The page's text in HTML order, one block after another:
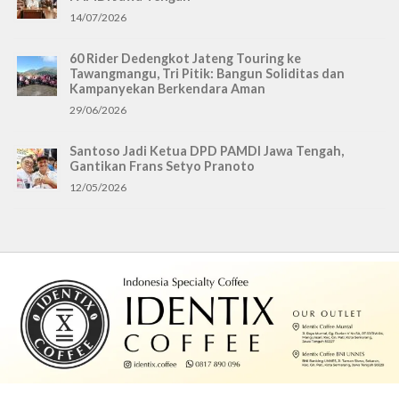
14/07/2026
60 Rider Dedengkot Jateng Touring ke
Tawangmangu, Tri Pitik: Bangun Soliditas dan
Kampanyekan Berkendara Aman
29/06/2026
Santoso Jadi Ketua DPD PAMDI Jawa Tengah,
Gantikan Frans Setyo Pranoto
12/05/2026